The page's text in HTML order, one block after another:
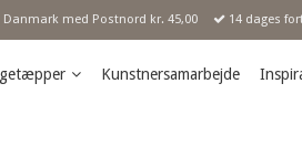
med Postnord kr. 45,00 14 dages
Kunstnersamarbejde